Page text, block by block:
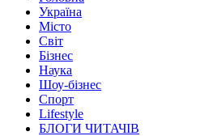
Україна
Місто
Світ
Бізнес
Наука
Шоу-бізнес
Спорт
Lifestyle
БЛОГИ ЧИТАЧІВ